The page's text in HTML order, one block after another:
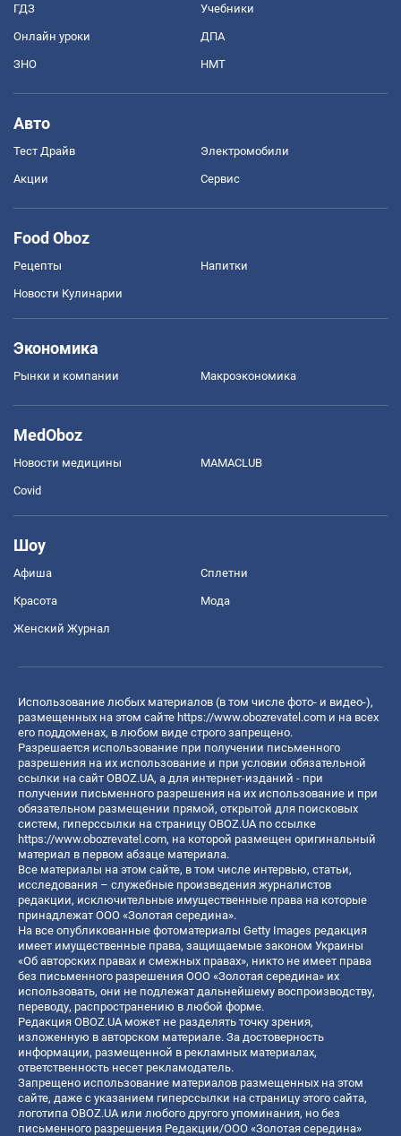
ГДЗ Учебники
Онлайн уроки ДПА
ЗНО НМТ
Авто
Тест Драйв Электромобили
Акции Сервис
Food Oboz
Рецепты Напитки
Новости Кулинарии
Экономика
Рынки и компании Mакроэкономика
MedOboz
Новости медицины MAMACLUB
Covid
Шоу
Афиша Сплетни
Красота Мода
Женский Журнал
Использование любых материалов (в том числе фото- и видео-),
размещенных на этом сайте https://www.obozrevatel.com и на всех
его поддоменах, в любом виде строго запрещено.
Разрешается использование при получении письменного
разрешения на их использование и при условии обязательной
ссылки на сайт OBOZ.UA, а для интернет-изданий - при
получении письменного разрешения на их использование и при
обязательном размещении прямой, открытой для поисковых
систем, гиперссылки на страницу OBOZ.UA по ссылке
https://www.obozrevatel.com, на которой размещен оригинальный
материал в первом абзаце материала.
Все материалы на этом сайте, в том числе интервью, статьи,
исследования – служебные произведения журналистов
редакции, исключительные имущественные права на которые
принадлежат ООО «Золотая середина».
На все опубликованные фотоматериалы Getty Images редакция
имеет имущественные права, защищаемые законом Украины
«Об авторских правах и смежных правах», никто не имеет права
без письменного разрешения ООО «Золотая середина» их
использовать, они не подлежат дальнейшему воспроизводству,
переводу, распространению в любой форме.
Редакция OBOZ.UA может не разделять точку зрения,
изложенную в авторском материале. За достоверность
информации, размещенной в рекламных материалах,
ответственность несет рекламодатель.
Запрещено использование материалов размещенных на этом
сайте, даже с указанием гиперссылки на страницу этого сайта,
логотипа OBOZ.UA или любого другого упоминания, но без
письменного разрешения Редакции/ООО «Золотая середина»